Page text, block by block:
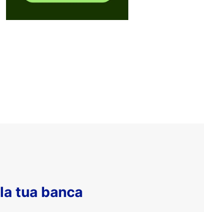
tua banca